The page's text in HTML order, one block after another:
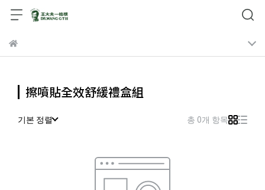
擦噴貼全效舒緩禮盒組
기본 정렬 총 0개 항목